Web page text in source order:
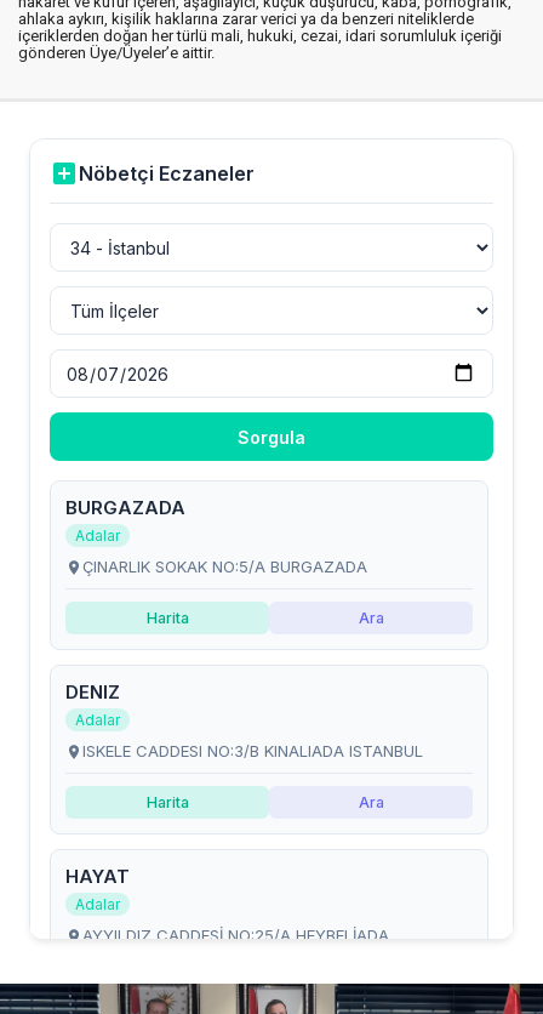
ahlaka aykırı, kişilik haklarına zarar verici ya da benzeri niteliklerde
içeriklerden doğan her türlü mali, hukuki, cezai, idari sorumluluk içeriği
gönderen Üye/Üyeler’e aittir.